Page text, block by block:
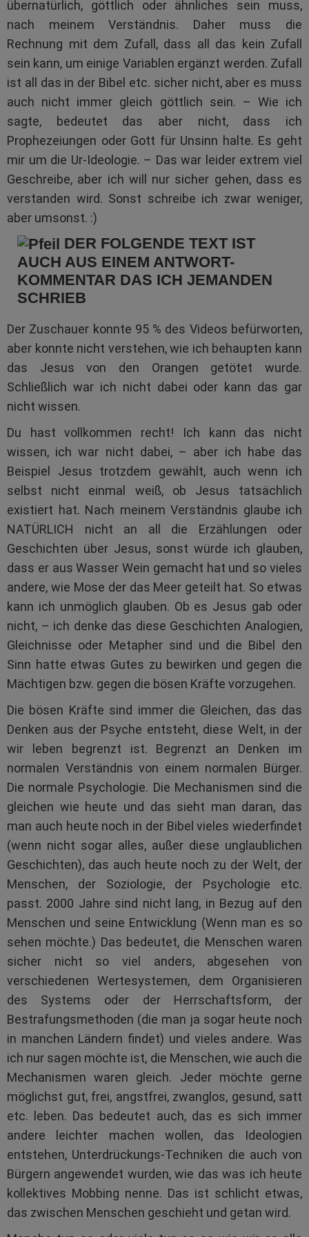
übernatürlich, göttlich oder ähnliches sein muss,
nach meinem Verständnis. Daher muss die
Rechnung mit dem Zufall, dass all das kein Zufall
sein kann, um einige Variablen ergänzt werden. Zufall
ist all das in der Bibel etc. sicher nicht, aber es muss
auch nicht immer gleich göttlich sein. – Wie ich
sagte, bedeutet das aber nicht, dass ich
Prophezeiungen oder Gott für Unsinn halte. Es geht
mir um die Ur-Ideologie. – Das war leider extrem viel
Geschreibe, aber ich will nur sicher gehen, dass es
verstanden wird. Sonst schreibe ich zwar weniger,
aber umsonst. :)
DER FOLGENDE TEXT IST
AUCH AUS EINEM ANTWORT-
KOMMENTAR DAS ICH JEMANDEN
SCHRIEB
Der Zuschauer konnte 95 % des Videos befürworten,
aber konnte nicht verstehen, wie ich behaupten kann
das Jesus von den Orangen getötet wurde.
Schließlich war ich nicht dabei oder kann das gar
nicht wissen.
Du hast vollkommen recht! Ich kann das nicht
wissen, ich war nicht dabei, – aber ich habe das
Beispiel Jesus trotzdem gewählt, auch wenn ich
selbst nicht einmal weiß, ob Jesus tatsächlich
existiert hat. Nach meinem Verständnis glaube ich
NATÜRLICH nicht an all die Erzählungen oder
Geschichten über Jesus, sonst würde ich glauben,
dass er aus Wasser Wein gemacht hat und so vieles
andere, wie Mose der das Meer geteilt hat. So etwas
kann ich unmöglich glauben. Ob es Jesus gab oder
nicht, – ich denke das diese Geschichten Analogien,
Gleichnisse oder Metapher sind und die Bibel den
Sinn hatte etwas Gutes zu bewirken und gegen die
Mächtigen bzw. gegen die bösen Kräfte vorzugehen.
Die bösen Kräfte sind immer die Gleichen, das das
Denken aus der Psyche entsteht, diese Welt, in der
wir leben begrenzt ist. Begrenzt an Denken im
normalen Verständnis von einem normalen Bürger.
Die normale Psychologie. Die Mechanismen sind die
gleichen wie heute und das sieht man daran, das
man auch heute noch in der Bibel vieles wiederfindet
(wenn nicht sogar alles, außer diese unglaublichen
Geschichten), das auch heute noch zu der Welt, der
Menschen, der Soziologie, der Psychologie etc.
passt. 2000 Jahre sind nicht lang, in Bezug auf den
Menschen und seine Entwicklung (Wenn man es so
sehen möchte.) Das bedeutet, die Menschen waren
sicher nicht so viel anders, abgesehen von
verschiedenen Wertesystemen, dem Organisieren
des Systems oder der Herrschaftsform, der
Bestrafungsmethoden (die man ja sogar heute noch
in manchen Ländern findet) und vieles andere. Was
ich nur sagen möchte ist, die Menschen, wie auch die
Mechanismen waren gleich. Jeder möchte gerne
möglichst gut, frei, angstfrei, zwanglos, gesund, satt
etc. leben. Das bedeutet auch, das es sich immer
andere leichter machen wollen, das Ideologien
entstehen, Unterdrückungs-Techniken die auch von
Bürgern angewendet wurden, wie das was ich heute
kollektives Mobbing nenne. Das ist schlicht etwas,
das zwischen Menschen geschieht und getan wird.